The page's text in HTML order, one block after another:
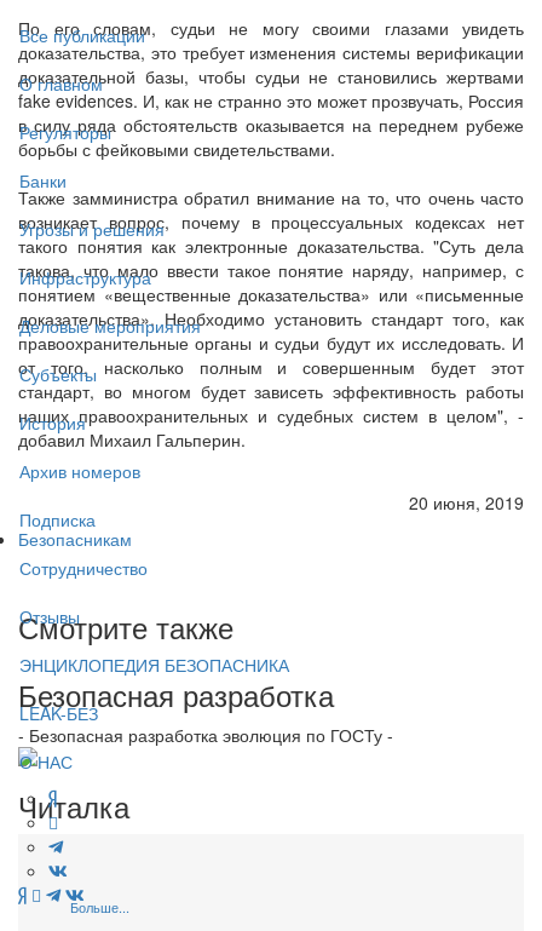
Все публикации
О главном
Регуляторы
Банки
Угрозы и решения
Инфраструктура
Деловые мероприятия
Субъекты
История
Архив номеров
Подписка
Сотрудничество
Отзывы
ЭНЦИКЛОПЕДИЯ БЕЗОПАСНИКА
LEAK-БЕЗ
О НАС
По его словам, судьи не могу своими глазами увидеть
доказательства, это требует изменения системы верификации
доказательной базы, чтобы судьи не становились жертвами
fake evidences. И, как не странно это может прозвучать, Россия
в силу ряда обстоятельств оказывается на переднем рубеже
борьбы с фейковыми свидетельствами.
Также замминистра обратил внимание на то, что очень часто
возникает вопрос, почему в процессуальных кодексах нет
такого понятия как электронные доказательства. "Суть дела
такова, что мало ввести такое понятие наряду, например, с
понятием «вещественные доказательства» или «письменные
доказательства». Необходимо установить стандарт того, как
правоохранительные органы и судьи будут их исследовать. И
от того, насколько полным и совершенным будет этот
стандарт, во многом будет зависеть эффективность работы
наших правоохранительных и судебных систем в целом", -
добавил Михаил Гальперин.
20 июня, 2019
Безопасникам
Смотрите также
Безопасная разработка
- Безопасная разработка эволюция по ГОСТу -
Читалка
Больше...